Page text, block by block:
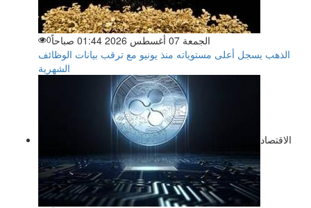
الجمعة 07 أغسطس 2026 01:44 صباحاً 0
الذهب يسجل أعلى مستوياته منذ يونيو مع ترقب بيانات الوظائف
الشهرية
الاقتصاد